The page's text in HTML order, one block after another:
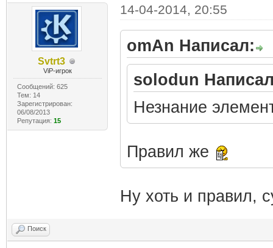
Svtrt3
ViP-игрок
Сообщений: 625
Тем: 14
Зарегистрирован:
06/08/2013
Репутация: 15
14-04-2014, 20:55
omAn Написал:
solodun
Незнание
Правил же
Ну хоть и правил,
Поиск